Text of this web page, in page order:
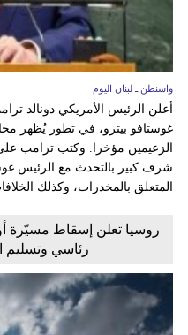
واشنطن ـ لبنان اليوم
أعلن الرئيس الأمريكي دونالد
غوستافو بيترو، في تطور يُظهر
الزعيمين مؤخرا. وكتب ترامب
شرف كبير بالتحدث مع الرئيس
المتعلق بالمخدرات، وكذلك
روسيا تعلن إسقاط مسيّرة
رئاسي وتسليم